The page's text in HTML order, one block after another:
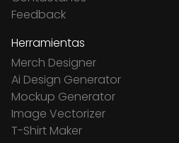
Feedback
Herramientas
Merch Designer
Ai Design Generator
Mockup Generator
Image Vectorizer
T-Shirt Maker